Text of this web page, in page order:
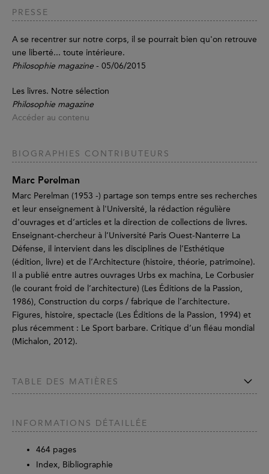
PRESSE
A se recentrer sur notre corps, il se pourrait bien qu'on retrouve
une liberté... toute intérieure.
Philosophie magazine - 05/06/2015
Les livres. Notre sélection
Philosophie magazine
Accéder au contenu
BIOGRAPHIES CONTRIBUTEURS
Marc Perelman
Marc Perelman (1953 -) partage son temps entre ses recherches
et leur enseignement à l'Université, la rédaction régulière
d'ouvrages et d’articles et la direction de collections de livres.
Enseignant-chercheur à l’Université Paris Ouest-Nanterre La
Défense, il intervient dans les disciplines de l’Esthétique
(édition, livre) et de l’Architecture (histoire, théorie, patrimoine).
Il a publié entre autres ouvrages Urbs ex machina, Le Corbusier
(le courant froid de l’architecture) (Les Éditions de la Passion,
1986), Construction du corps / fabrique de l’architecture.
Figures, histoire, spectacle (Les Éditions de la Passion, 1994) et
plus récemment : Le Sport barbare. Critique d’un fléau mondial
(Michalon, 2012).
TABLE DES MATIÈRES
INFORMATIONS DÉTAILLÉE
464 pages
Index, Bibliographie